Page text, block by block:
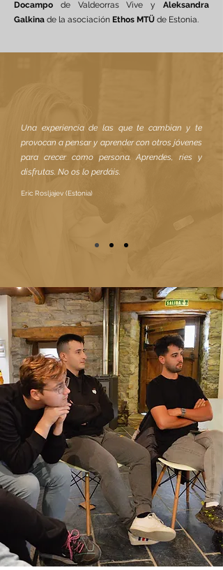
Docampo de Valdeorras Vive y
Aleksandra
Galkina de la asociación Ethos MTÜ de Estonia.
Una experiencia de las que te cambian y te
provocan a pensar y aprender con otros jóvenes
para crecer como persona. Aprendes, ríes y
disfrutas. No os lo perdáis.
Eric Rosljajev (Estonia)